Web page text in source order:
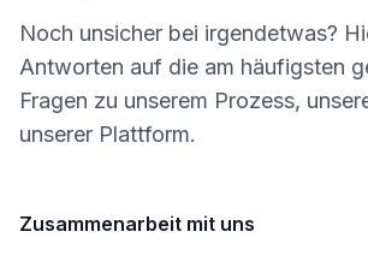
Noch unsicher bei irgendetwas?
Antworten auf die am häufigsten
Fragen zu unserem Prozess,
unserer Plattform.
Zusammenarbeit mit uns